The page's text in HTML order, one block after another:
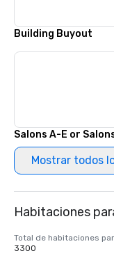
Building Buyout
Salons A-E or
Mostrar todos
Habitaciones
Total de habitaciones
3300